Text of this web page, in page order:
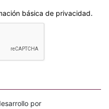
básica de privacidad.
por